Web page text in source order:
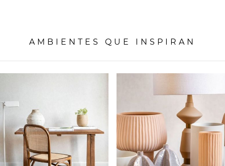
AMBIENTES QUE INSPIRAN